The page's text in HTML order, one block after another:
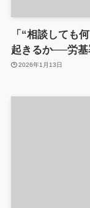
「“相談しても
起きるか──労基
2026年1月13日